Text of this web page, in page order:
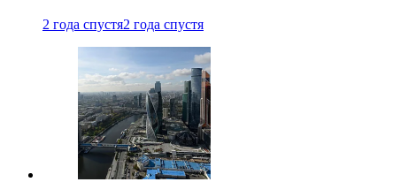
2 года спустя2 года спустя